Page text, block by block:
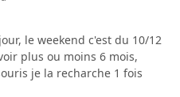
le weekend c'est du 10/12
plus ou moins 6 mois,
je la recharche 1 fois